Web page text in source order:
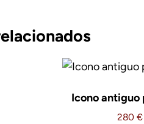
Icono antiguo
280 €